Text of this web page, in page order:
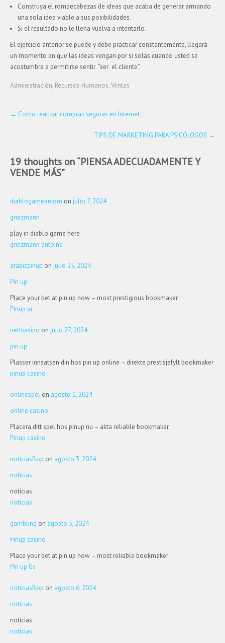
Construya el rompecabezas de ideas que acaba de generar armando
una sola idea viable a sus posibilidades.
Si el resultado no le llena vuelva a intentarlo.
El ejercicio anterior se puede y debe practicar constantemente, llegará
un momento en que las ideas vengan por si solas cuando usted se
acostumbre a permitirse sentir “ser el cliente”.
Administración, Recursos Humanos,Ventas
Post
navigation
← Como realizar compras seguras en Internet
TIPS DE MARKETING PARA PSICÓLOGOS →
19 thoughts on “PIENSA ADECUADAMENTE Y
VENDE MÁS”
diablogamearcom on julio 7, 2024
griezmann
play in diablo game here
griezmann antoine
arabicpinup on julio 25, 2024
Pin up
Place your bet at pin up now – most prestigious bookmaker
Pinup ar
nettkasino on julio 27, 2024
pin up
Plasser innsatsen din hos pin up online – direkte prestisjefylt bookmaker
pinup casino
onlinespel on agosto 1, 2024
online casino
Placera ditt spel hos pinup nu – akta reliable bookmaker
Pinup casino
noticiasBop on agosto 3, 2024
noticias
noticias
noticias
gambling on agosto 5, 2024
Pinup casino
Place your bet at pin up now – most reliable bookmaker
Pin up Us
noticiasBop on agosto 6, 2024
noticias
noticias
noticias